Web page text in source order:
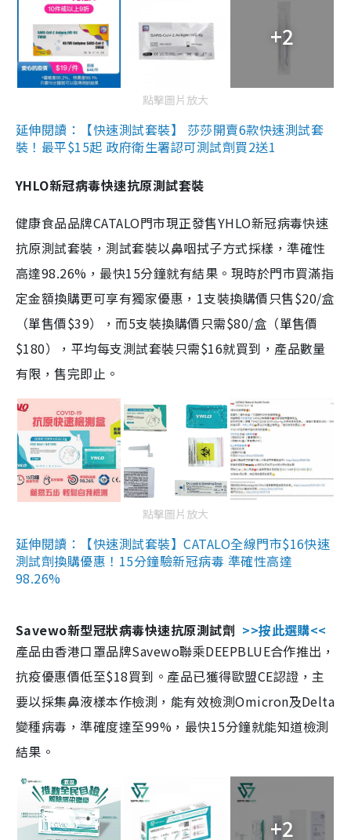
+2
點擊圖片放大
延伸閱讀：【快速測試套裝】 莎莎開賣6款快速測試套
裝！最平$15起 政府衛生署認可測試劑買2送1
YHLO新冠病毒快速抗原測試套裝
健康食品品牌CATALO門市現正發售YHLO新冠病毒快速
抗原測試套裝，測試套裝以鼻咽拭子方式採樣，準確性
高達98.26%，最快15分鐘就有結果。現時於門市買滿指
定金額換購更可享有獨家優惠，1支裝換購價只售$20/盒
（單售價$39），而5支裝換購價只需$80/盒（單售價
$180），平均每支測試套裝只需$16就買到，產品數量
有限，售完即止。
點擊圖片放大
延伸閱讀：【快速測試套裝】CATALO全線門市$16快速
測試劑換購優惠！15分鐘驗新冠病毒 準確性高達
98.26%
Savewo新型冠狀病毒快速抗原測試劑 >>按此選購<<
產品由香港口罩品牌Savewo聯乘DEEPBLUE合作推出，
抗疫優惠價低至$18買到。產品已獲得歐盟CE認證，主
要以採集鼻液樣本作檢測，能有效檢測Omicron及Delta
變種病毒，準確度達至99%，最快15分鐘就能知道檢測
結果。
+2